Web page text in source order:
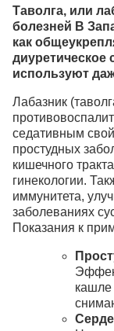
Таволга, или
болезней В
как
диуретическое
используют
Лабазник
седативным
простудных
кишечного
гинекологии.
иммунитета,
заболеваниях
Показания к
кашле